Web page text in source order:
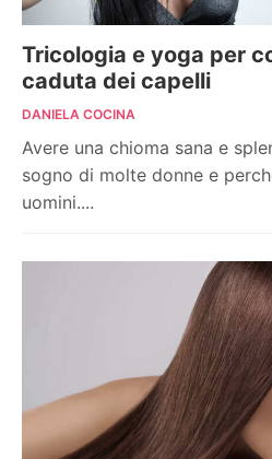
Tricologia e yoga per
caduta dei capelli
DANIELA COCINA
Avere una chioma sana e
sogno di molte donne e
uomini....